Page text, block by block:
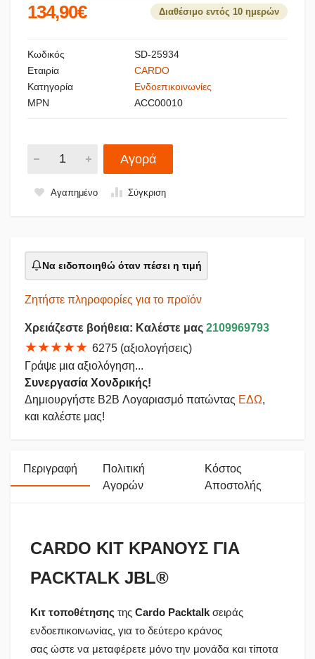
134,90€ Διαθέσιμο εντός 10 ημερών
Κωδικός
SD-25934
Εταιρία
CARDO
Κατηγορία
Ενδοεπικοινωνίες
MPN
ACC00010
Αγορά
Αγαπημένο Σύγκριση
Να ειδοποιηθώ όταν πέσει η τιμή
Ζητήστε πληροφορίες για το προϊόν
Χρειάζεστε βοήθεια: Καλέστε μας 2109969793
★★★★★ 6275 (αξιολογήσεις)
Γράψε μια αξιολόγηση...
Συνεργασία Χονδρικής!
Δημιουργήστε B2B Λογαριασμό πατώντας ΕΔΩ,
και καλέστε μας!
Περιγραφή
Πολιτική
Αγορών
Κόστος
Αποστολής
CARDO ΚΙΤ ΚΡΑΝΟΥΣ ΓΙΑ
PACKTALK JBL®
Κιτ τοποθέτησης της Cardo Packtalk σειράς
ενδοεπικοινωνίας, για το δεύτερο κράνος
σας ώστε να μεταφέρετε μόνο την μονάδα και τίποτα